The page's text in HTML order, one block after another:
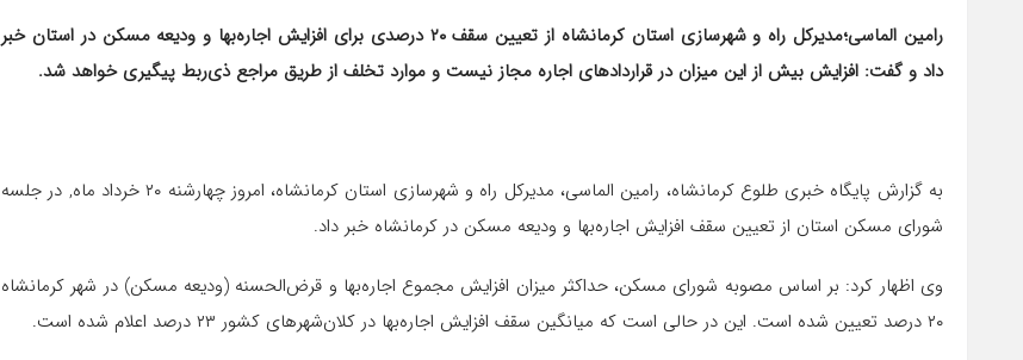
رامین الماسی؛مدیرکل راه و شهرسازی استان کرمانشاه از تعیین سقف ۲۰ درصدی برای افزایش اجاره‌بها و ودیعه مسکن در استان خبر
داد و گفت: افزایش بیش از این میزان در قراردادهای اجاره مجاز نیست و موارد تخلف از طریق مراجع ذی‌ربط پیگیری خواهد شد.
به گزارش پایگاه خبری طلوع کرمانشاه، رامین الماسی، مدیرکل راه و شهرسازی استان کرمانشاه، امروز چهارشنه ۲۰ خرداد ماه, در جلسه
شورای مسکن استان از تعیین سقف افزایش اجاره‌بها و ودیعه مسکن در کرمانشاه خبر داد.
وی اظهار کرد: بر اساس مصوبه شورای مسکن، حداکثر میزان افزایش مجموع اجاره‌بها و قرض‌الحسنه (ودیعه مسکن) در شهر کرمانشاه
۲۰ درصد تعیین شده است. این در حالی است که میانگین سقف افزایش اجاره‌بها در کلان‌شهرهای کشور ۲۳ درصد اعلام شده است.